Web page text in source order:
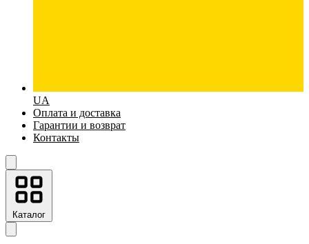
UA
Оплата и доставка
Гарантии и возврат
Контакты
Каталог